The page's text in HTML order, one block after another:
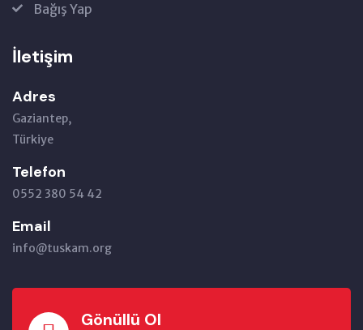
Bağış Yap
İletişim
Adres
Gaziantep,
Türkiye
Telefon
0552 380 54 42
Email
info@tuskam.org
Gönüllü Ol